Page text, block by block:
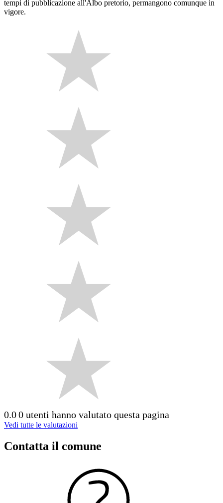
tempi di pubblicazione all'Albo pretorio, permangono comunque in
vigore.
0.00 utenti hanno valutato questa pagina
Vedi tutte le valutazioni
Contatta il comune